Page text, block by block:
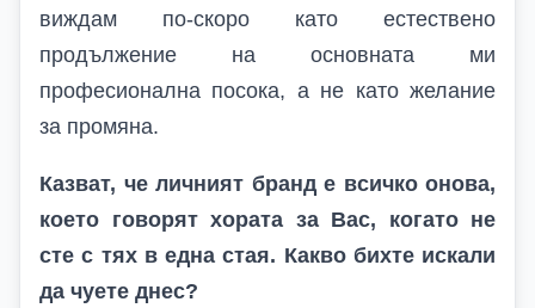
виждам по-скоро като естествено
продължение на основната ми
професионална посока, а не като желание
за промяна.
Казват, че личният бранд е всичко онова,
което говорят хората за Вас, когато не
сте с тях в една стая. Какво бихте искали
да чуете днес?